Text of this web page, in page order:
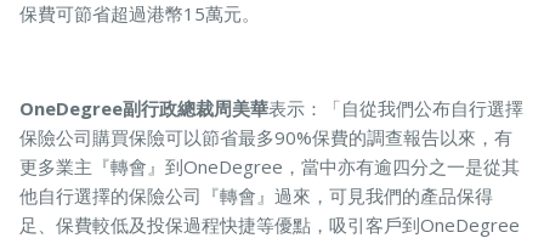
保費可節省超過港幣15萬元。
OneDegree副行政總裁周美華表示：「自從我們公布自行選擇
保險公司購買保險可以節省最多90%保費的調查報告以來，有
更多業主『轉會』到OneDegree，當中亦有逾四分之一是從其
他自行選擇的保險公司『轉會』過來，可見我們的產品保得
足、保費較低及投保過程快捷等優點，吸引客戶到OneDegree